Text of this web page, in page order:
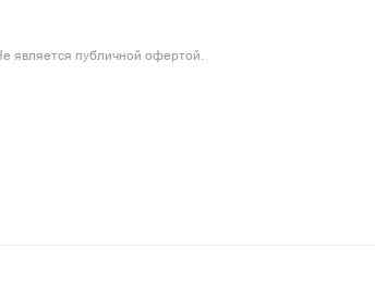
является публичной офертой.